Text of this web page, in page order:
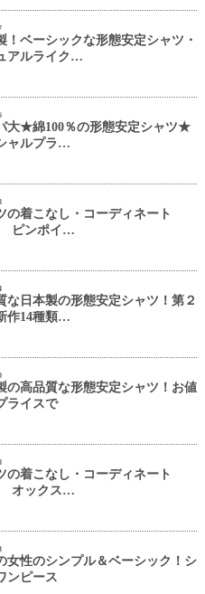
！ベーシックな形態安定シャツ・
アルライク…
大★綿100％の形態安定シャツ★
ャルプラ…
の着こなし・コーディネート
ピンポイ…
な日本製の形態安定シャツ！第２
14種類…
の高品質な形態安定シャツ！お値
ライスで
の着こなし・コーディネート
オックス…
女性のシンプル＆ベーシック！シ
ンピース